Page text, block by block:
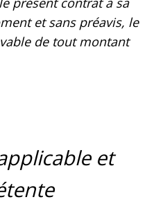
et sans préavis, le
de tout montant
et